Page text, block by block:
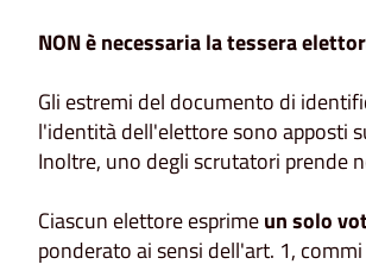
NON è necessaria la tessera
Gli estremi del documento di
l'identità dell'elettore sono apposti
Inoltre, uno degli scrutatori prende
Ciascun elettore esprimeun solo
ponderato ai sensi dell'art. 1,